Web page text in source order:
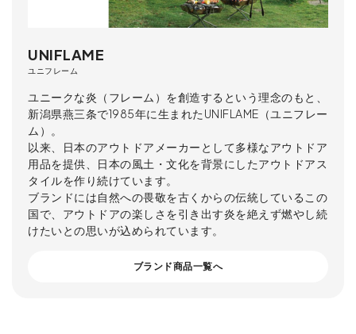
UNIFLAME
ユニフレーム
ユニークな炎（フレーム）を創造するという理念のもと、
新潟県燕三条で1985年に生まれたUNIFLAME（ユニフレー
ム）。
以来、日本のアウトドアメーカーとして多様なアウトドア
用品を提供、日本の風土・文化を背景にしたアウトドアス
タイルを作り続けています。
ブランドには自然への畏敬を古くからの伝統しているこの
国で、アウトドアの楽しさを引き出す炎を絶えず燃やし続
けたいとの思いが込められています。
ブランド商品一覧へ